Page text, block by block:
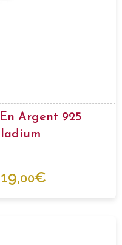
Argent 925
00€